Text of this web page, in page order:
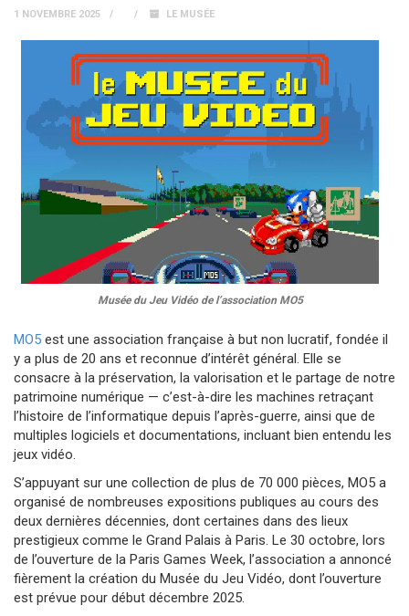
1 NOVEMBRE 2025 LE MUSÉE
Musée du Jeu Vidéo de l’association MO5
MO5 est une association française à but non lucratif, fondée il
y a plus de 20 ans et reconnue d’intérêt général. Elle se
consacre à la préservation, la valorisation et le partage de notre
patrimoine numérique — c’est-à-dire les machines retraçant
l’histoire de l’informatique depuis l’après-guerre, ainsi que de
multiples logiciels et documentations, incluant bien entendu les
jeux vidéo.
S’appuyant sur une collection de plus de 70 000 pièces, MO5 a
organisé de nombreuses expositions publiques au cours des
deux dernières décennies, dont certaines dans des lieux
prestigieux comme le Grand Palais à Paris. Le 30 octobre, lors
de l’ouverture de la Paris Games Week, l’association a annoncé
fièrement la création du Musée du Jeu Vidéo, dont l’ouverture
est prévue pour début décembre 2025.